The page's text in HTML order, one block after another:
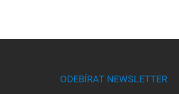
ODEBÍRAT NEWSLETTER